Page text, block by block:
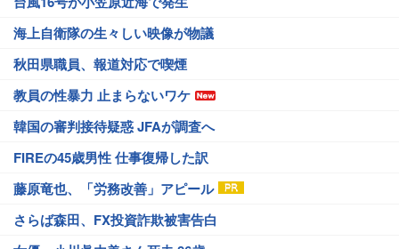
海上自衛隊の生々しい映像が物議
秋田県職員、報道対応で喫煙
教員の性暴力 止まらないワケ
韓国の審判接待疑惑 JFAが調査へ
FIREの45歳男性 仕事復帰した訳
藤原竜也、「労務改善」アピール
さらば森田、FX投資詐欺被害告白